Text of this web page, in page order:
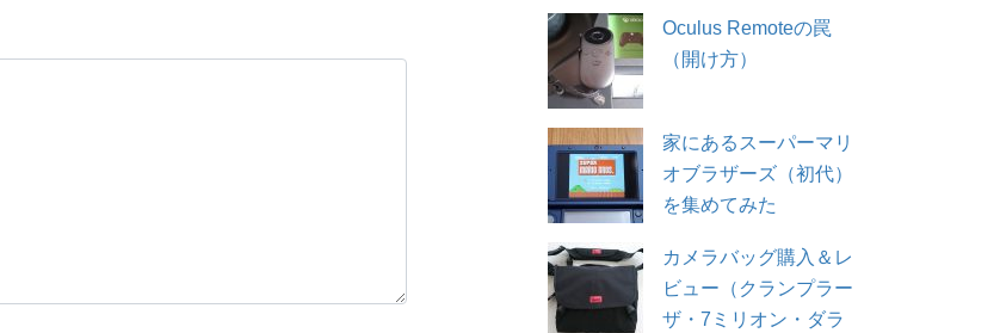
Oculus Remoteの罠
（開け方）
家にあるスーパーマリ
オブラザーズ（初代）
を集めてみた
カメラバッグ購入＆レ
ビュー（クランプラー
ザ・7ミリオン・ダラ